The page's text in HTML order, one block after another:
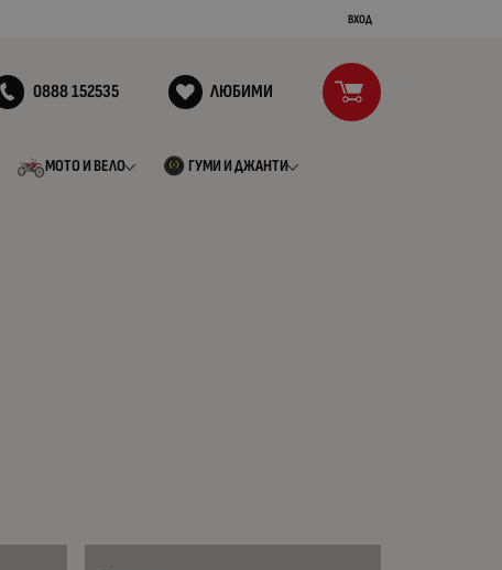
ВХОД
0888 152535 ЛЮБИМИ
МОТО И ВЕЛО ГУМИ И ДЖАНТИ